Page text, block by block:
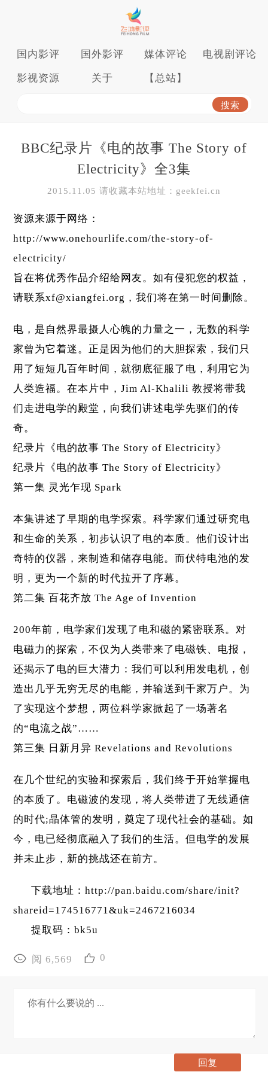
国内影评 国外影评 媒体评论 电视剧评论
影视资源 关于 【总站】
BBC纪录片《电的故事 The Story of
Electricity》全3集
2015.11.05 请收藏本站地址：geekfei.cn
资源来源于网络：
http://www.onehourlife.com/the-story-of-
electricity/
旨在将优秀作品介绍给网友。如有侵犯您的权益，
请联系xf@xiangfei.org，我们将在第一时间删除。
电，是自然界最摄人心魄的力量之一，无数的科学
家曾为它着迷。正是因为他们的大胆探索，我们只
用了短短几百年时间，就彻底征服了电，利用它为
人类造福。在本片中，Jim Al-Khalili 教授将带我
们走进电学的殿堂，向我们讲述电学先驱们的传
奇。
纪录片《电的故事 The Story of Electricity》
纪录片《电的故事 The Story of Electricity》
第一集 灵光乍现 Spark
本集讲述了早期的电学探索。科学家们通过研究电
和生命的关系，初步认识了电的本质。他们设计出
奇特的仪器，来制造和储存电能。而伏特电池的发
明，更为一个新的时代拉开了序幕。
第二集 百花齐放 The Age of Invention
200年前，电学家们发现了电和磁的紧密联系。对
电磁力的探索，不仅为人类带来了电磁铁、电报，
还揭示了电的巨大潜力：我们可以利用发电机，创
造出几乎无穷无尽的电能，并输送到千家万户。为
了实现这个梦想，两位科学家掀起了一场著名
的“电流之战”……
第三集 日新月异 Revelations and Revolutions
在几个世纪的实验和探索后，我们终于开始掌握电
的本质了。电磁波的发现，将人类带进了无线通信
的时代;晶体管的发明，奠定了现代社会的基础。如
今，电已经彻底融入了我们的生活。但电学的发展
并未止步，新的挑战还在前方。
下载地址：http://pan.baidu.com/share/init?
shareid=174516771&uk=2467216034
提取码：bk5u
阅 6,569 0